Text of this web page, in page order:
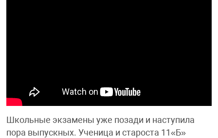
Школьные экзамены уже позади и наступила
пора выпускных. Ученица и староста 11«Б»